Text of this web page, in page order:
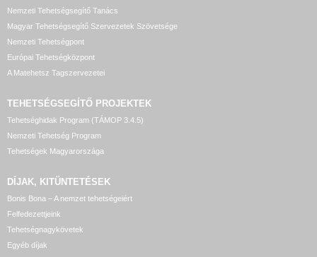
Nemzeti Tehetségsegítő Tanács
Magyar Tehetségsegítő Szervezetek Szövetsége
Nemzeti Tehetségpont
Európai Tehetségközpont
A Matehetsz Tagszervezetei
TEHETSÉGSEGÍTŐ PROJEKTEK
Tehetséghidak Program (TÁMOP 3.4.5)
Nemzeti Tehetség Program
Tehetségek Magyarországa
DÍJAK, KITÜNTETÉSEK
Bonis Bona – A nemzet tehetségeiért
Felfedezettjeink
Tehetségnagykövetek
Egyéb díjak